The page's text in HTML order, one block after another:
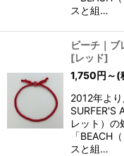
スと組…
ビーチ｜ブ
[レッド]
1,750円 ～(
2012年よ
SURFER'S
レット）の
「BEACH
スと組…